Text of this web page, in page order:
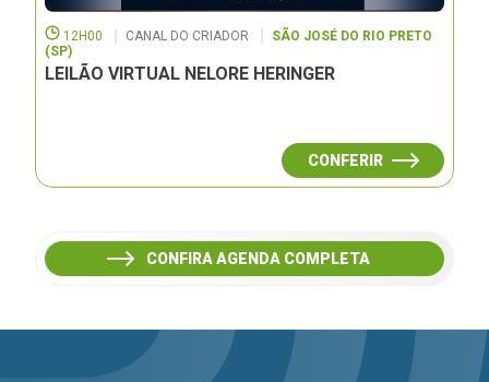
12H00 CANAL DO CRIADOR
SÃO JOSÉ DO RIO PRETO
(SP)
LEILÃO VIRTUAL NELORE HERINGER
CONFERIR
CONFIRA AGENDA COMPLETA